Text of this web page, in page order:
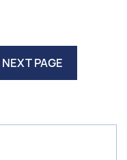
NEXT PAGE